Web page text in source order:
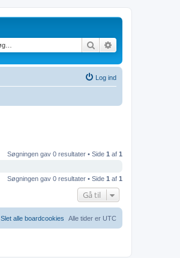
Søg
Log ind
Søgningen gav 0 resultater • Side 1 af 1
Søgningen gav 0 resultater • Side 1 af 1
Gå til
Alle tider er UTC
Slet alle boardcookies